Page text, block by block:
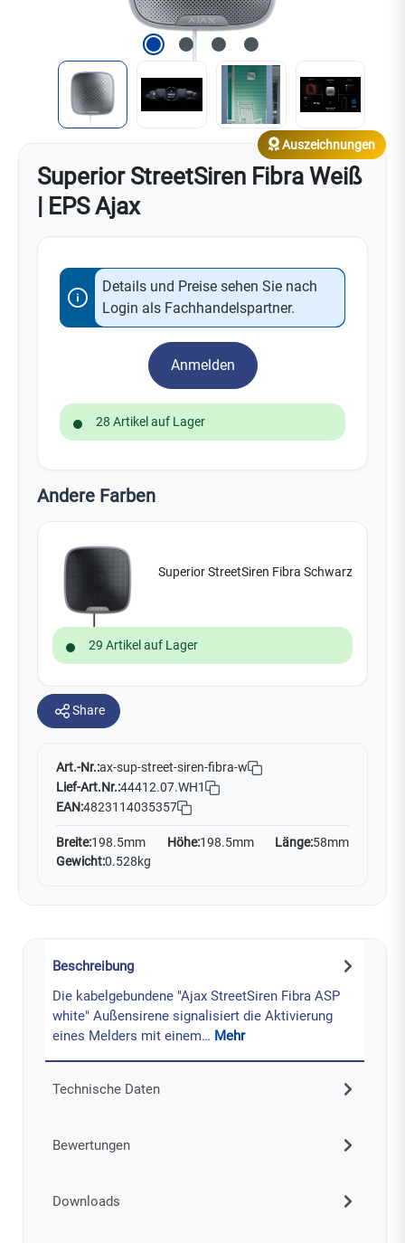
Superior StreetSiren Fibra Weiß
| EPS Ajax
Auszeichnungen
Details und Preise sehen Sie nach
Login als Fachhandelspartner.
Anmelden
28 Artikel auf Lager
Andere Farben
Superior StreetSiren Fibra Schwarz
29 Artikel auf Lager
Share
Art.-Nr.:ax-sup-street-siren-fibra-w
Lief-Art.Nr.:44412.07.WH1
EAN:4823114035357
Breite:198.5mm Höhe:198.5mm Länge:58mm
Gewicht:0.528kg
Beschreibung
Die kabelgebundene "Ajax StreetSiren Fibra ASP
white" Außensirene signalisiert die Aktivierung
eines Melders mit einem… Mehr
Technische Daten
Bewertungen
Downloads